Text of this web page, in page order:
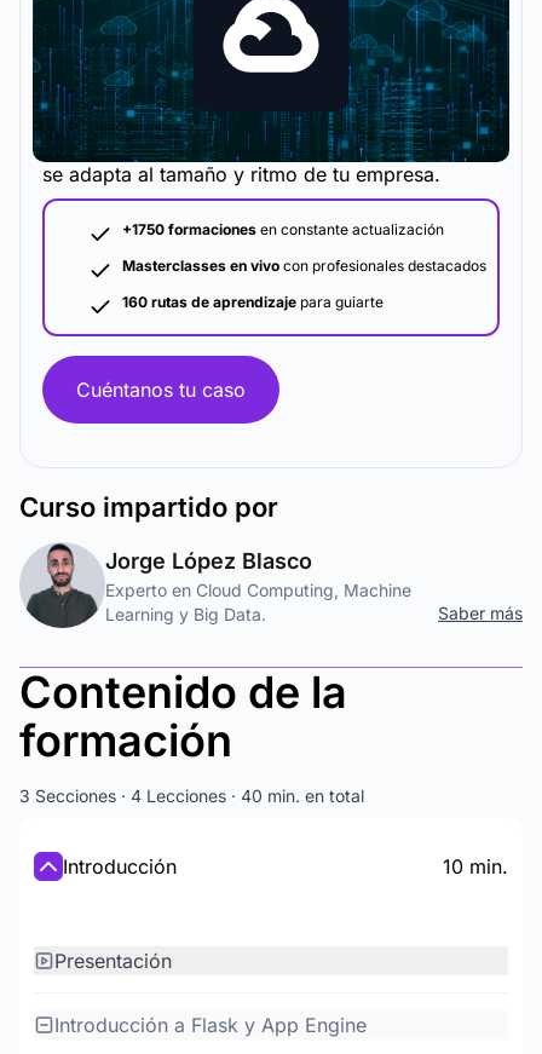
La metodología y plataforma de formación que
se adapta al tamaño y ritmo de tu empresa.
+1750 formaciones en constante actualización
Masterclasses en vivo con profesionales destacados
160 rutas de aprendizaje para guiarte
Cuéntanos tu caso
Curso impartido por
Jorge López Blasco
Experto en Cloud Computing, Machine
Learning y Big Data.
Saber más
Contenido de la
formación
3 Secciones · 4 Lecciones · 40 min. en total
Introducción 10 min.
Presentación
Introducción a Flask y App Engine